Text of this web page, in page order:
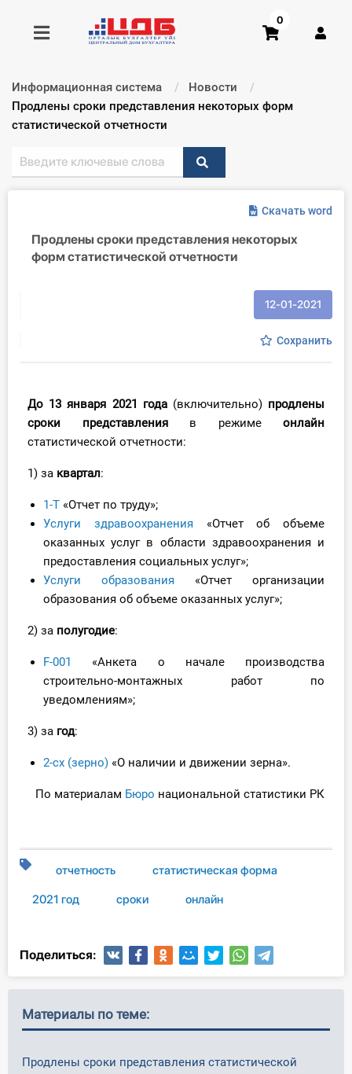
Получить консультацию
Главная ИС
Консультации
Вебинары
Практика ИП
Кадры. Труд. Зарплата.
Учет по отраслям
Юридический помощник
Интернет-магазин
Тарифы
0
Информационная система
Новости
Текущий:
Продлены сроки представления некоторых форм
статистической отчетности
Скачать word
Продлены сроки представления некоторых
форм статистической отчетности
12-01-2021
Сохранить
До 13 января 2021 года(включительно) продлены
сроки представленияв режиме онлайн
статистической отчетности:
1) за квартал:
1-Т «Отчет по труду»;
Услуги здравоохранения «Отчет об объеме
оказанных услуг в области здравоохранения и
предоставления социальных услуг»;
Услуги образования «Отчет организации
образования об объеме оказанных услуг»;
2) за полугодие:
F-001
«Анкета о начале производства
строительно-монтажных работ по
уведомлениям»;
3) за год:
2-сх (зерно) «О наличии и движении зерна».
По материалам Бюро национальной статистики РК
отчетность статистическая форма
2021 год сроки онлайн
Поделиться:
Материалы по теме:
Продлены сроки представления статистической